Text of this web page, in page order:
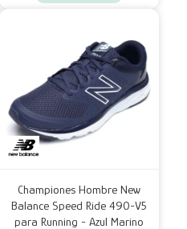
Championes Hombre New
Balance Speed Ride 490-V5
para Running - Azul Marino